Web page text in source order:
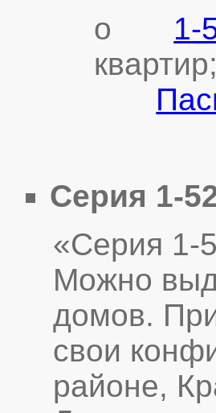
o 1-
квартир;
Серия 1-
«Серия 1-
Можно
домов.
свои
районе,